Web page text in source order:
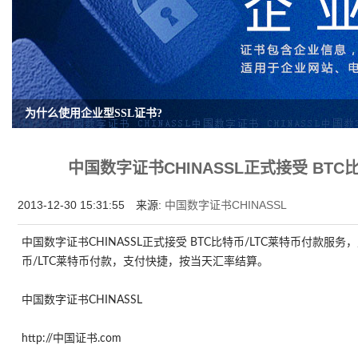
为什么使用企业型SSL证书?
付、政府机构...中国数字证书CHINASSL正式接受 BTC
2013-12-30 15:31:55 来源: 中国数字证书CHINASSL
中国数字证书CHINASSL正式接受 BTC比特币/LTC莱特币付款服务
币/LTC莱特币付款，支付快捷，按当天汇率结算。
中国数字证书CHINASSL
http://中国证书.com